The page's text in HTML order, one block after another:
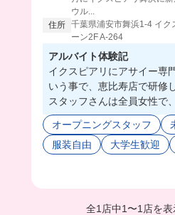
ウル...
住所 千葉県浦安市舞浜1-4 イク
ーン2F A-264
アルバイト体験記
イクスピアリにアサイー専
いう事で、恵比寿店で研修
スタッフさんは全員女性で
た💗
どの店舗もスタッフさん同
から、イクスピアリ店も素
オープニングスタッフ
服装自由
大学生歓迎
全1店中1 〜1店を